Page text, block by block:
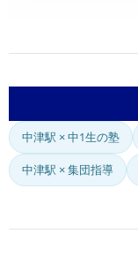
中津駅 × 中1生の塾
中津駅 × 集団指導